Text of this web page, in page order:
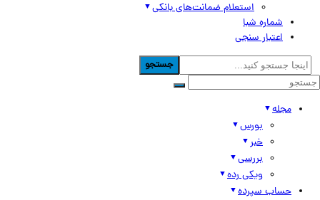
استعلام ضمانت‌های بانکی
شماره شبا
اعتبار سنجی
جستجو
مجله
بورس
خبر
بررسی
ویکی رده
حساب سپرده